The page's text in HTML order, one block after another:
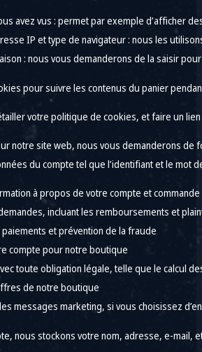
avez vus : permet par exemple d’afficher
IP et type de navigateur : nous les
: nous vous demanderons de la saisir
pour suivre les contenus du panier
votre politique de cookies, et faire un lien
notre site web, nous vous demanderons
du compte tel que l’identifiant et le mot
à propos de votre compte et commande
incluant les remboursements et
et prévention de la fraude
compte pour notre boutique
toute obligation légale, telle que le calcul
de notre boutique
messages marketing, si vous choisissez
nous stockons votre nom, adresse, e-